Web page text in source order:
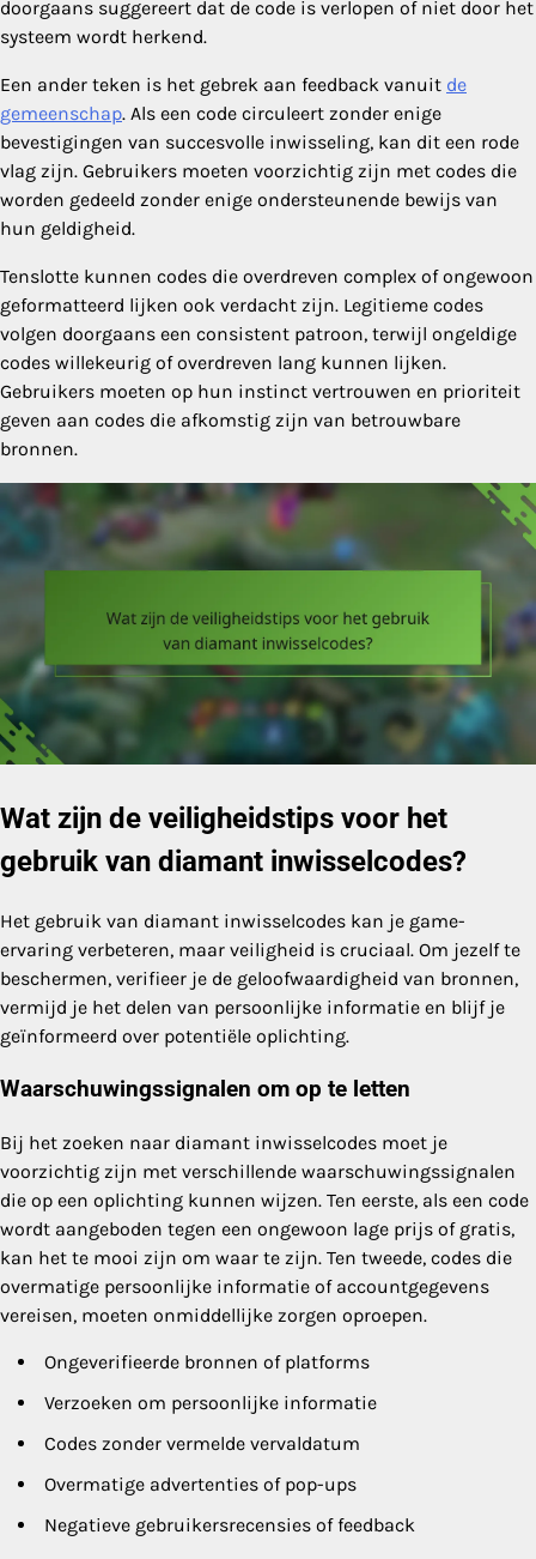
doorgaans suggereert dat de code is verlopen of niet door het
systeem wordt herkend.
Een ander teken is het gebrek aan feedback vanuit de
gemeenschap. Als een code circuleert zonder enige
bevestigingen van succesvolle inwisseling, kan dit een rode
vlag zijn. Gebruikers moeten voorzichtig zijn met codes die
worden gedeeld zonder enige ondersteunende bewijs van
hun geldigheid.
Tenslotte kunnen codes die overdreven complex of ongewoon
geformatteerd lijken ook verdacht zijn. Legitieme codes
volgen doorgaans een consistent patroon, terwijl ongeldige
codes willekeurig of overdreven lang kunnen lijken.
Gebruikers moeten op hun instinct vertrouwen en prioriteit
geven aan codes die afkomstig zijn van betrouwbare
bronnen.
Wat zijn de veiligheidstips voor het
gebruik van diamant inwisselcodes?
Het gebruik van diamant inwisselcodes kan je game-
ervaring verbeteren, maar veiligheid is cruciaal. Om jezelf te
beschermen, verifieer je de geloofwaardigheid van bronnen,
vermijd je het delen van persoonlijke informatie en blijf je
geïnformeerd over potentiële oplichting.
Waarschuwingssignalen om op te letten
Bij het zoeken naar diamant inwisselcodes moet je
voorzichtig zijn met verschillende waarschuwingssignalen
die op een oplichting kunnen wijzen. Ten eerste, als een code
wordt aangeboden tegen een ongewoon lage prijs of gratis,
kan het te mooi zijn om waar te zijn. Ten tweede, codes die
overmatige persoonlijke informatie of accountgegevens
vereisen, moeten onmiddellijke zorgen oproepen.
Ongeverifieerde bronnen of platforms
Verzoeken om persoonlijke informatie
Codes zonder vermelde vervaldatum
Overmatige advertenties of pop-ups
Negatieve gebruikersrecensies of feedback